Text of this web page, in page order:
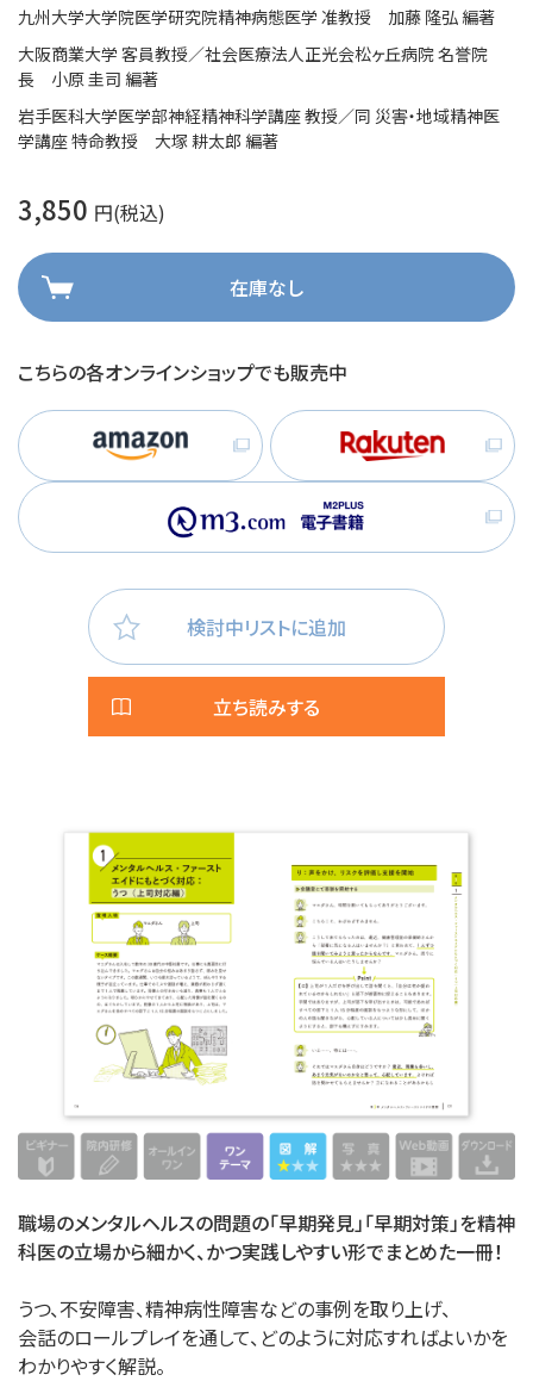
九州大学大学院医学研究院精神病態医学 准教授 加藤 隆弘 編著
大阪商業大学 客員教授／社会医療法人正光会松ヶ丘病院 名誉院
長 小原 圭司 編著
岩手医科大学医学部神経精神科学講座 教授／同 災害・地域精神医
学講座 特命教授 大塚 耕太郎 編著
3,850 円(税込)
在庫なし
こちらの各オンラインショップでも販売中
検討中リストに追加
立ち読みする
職場のメンタルヘルスの問題の「早期発見」「早期対策」を精神
科医の立場から細かく、かつ実践しやすい形でまとめた一冊！
うつ、不安障害、精神病性障害などの事例を取り上げ、
会話のロールプレイを通して、どのように対応すればよいかを
わかりやすく解説。